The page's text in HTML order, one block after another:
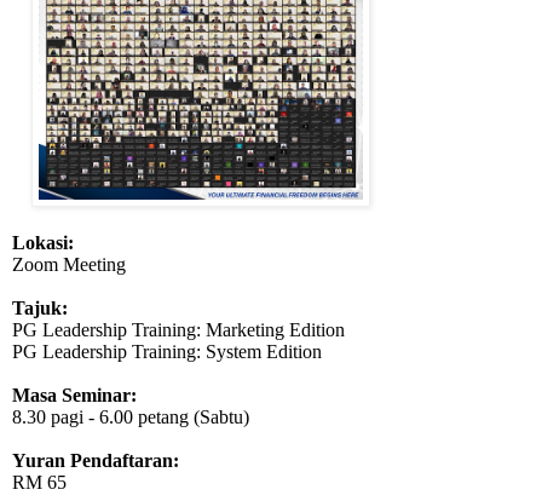
Lokasi:
Zoom Meeting
Tajuk:
PG Leadership Training: Marketing Edition
PG Leadership Training: System Edition
Masa Seminar:
8.30 pagi - 6.00 petang (Sabtu)
Yuran Pendaftaran:
RM 65